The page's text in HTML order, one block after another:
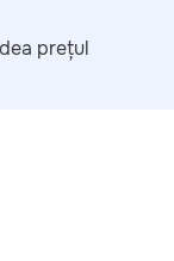
prețul